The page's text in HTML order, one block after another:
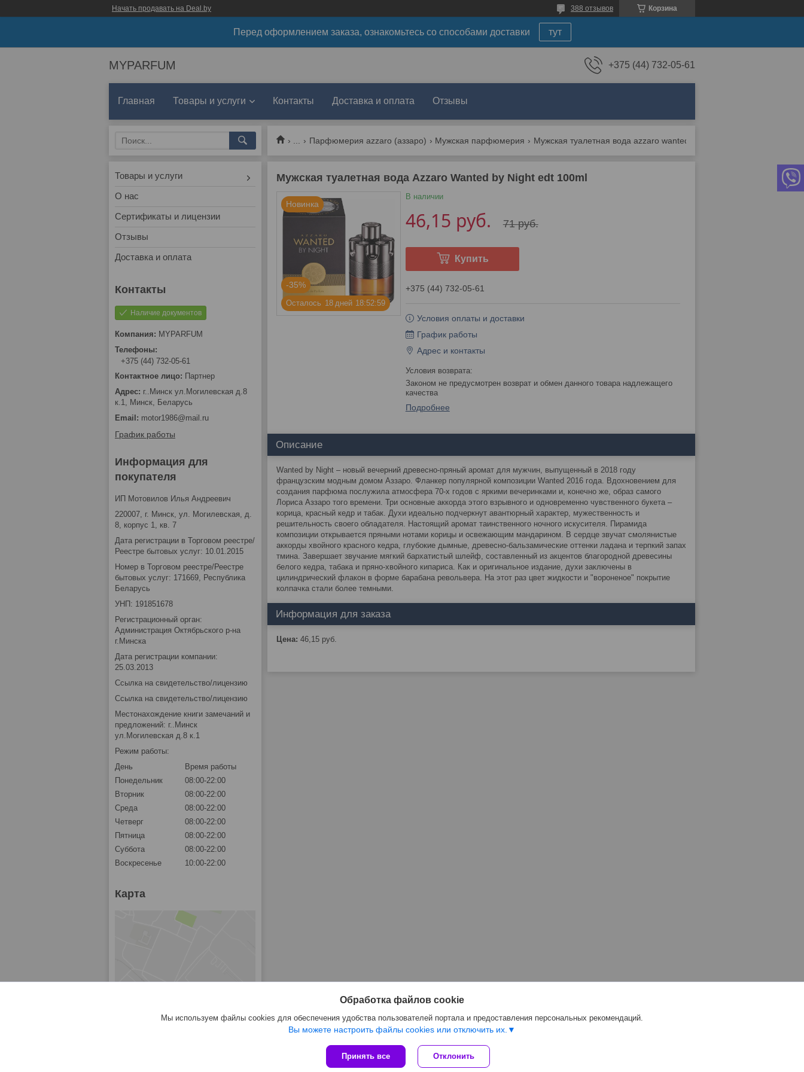
Начать продавать на Deal.by Корзина
388 отзывов
Перед оформлением заказа, ознакомьтесь со способами доставки тут
MYPARFUM +375 (44) 732-05-61
Главная Товары и услуги Контакты Доставка и оплата Отзывы
Парфюмерия azzaro (аззаро) Мужская парфюмерия
Мужская туалетная вода Azzaro Wanted by Night edt 100ml
Новинка
-35%
Осталось 18 дней 18 52 59
В наличии
71руб.
46,15 руб.
Купить
+375 (44) 732-05-61
Условия оплаты и доставки
График работы
Адрес и контакты
Законом не предусмотрен возврат и обмен данного товара надлежащего
качества
Подробнее
Описание
Wanted by Night – новый вечерний древесно-пряный аромат для мужчин, выпущенный в 2018 году
французским модным домом Аззаро. Фланкер популярной композиции Wanted 2016 года. Вдохновением для
создания парфюма послужила атмосфера 70-х годов с яркими вечеринками и, конечно же, образ самого
Лориса Аззаро того времени. Три основные аккорда этого взрывного и одновременно чувственного букета –
корица, красный кедр и табак. Духи идеально подчеркнут авантюрный характер, мужественность и
решительность своего обладателя. Настоящий аромат таинственного ночного искусителя. Пирамида
композиции открывается пряными нотами корицы и освежающим мандарином. В сердце звучат смолянистые
аккорды хвойного красного кедра, глубокие дымные, древесно-бальзамические оттенки ладана и терпкий запах
тмина. Завершает звучание мягкий бархатистый шлейф, составленный из акцентов благородной древесины
белого кедра, табака и пряно-хвойного кипариса. Как и оригинальное издание, духи заключены в
цилиндрический флакон в форме барабана револьвера. На этот раз цвет жидкости и "вороненое" покрытие
колпачка стали более темными.
Информация для заказа
Цена: 46,15 руб.
Товары и услуги
О нас
Сертификаты и лицензии
Отзывы
Доставка и оплата
Наличие документов
MYPARFUM
+375 (44) 732-05-61
Партнер
г..Минск ул.Могилевская д.8
к.1, Минск, Беларусь
motor1986@mail.ru
График работы
Информация для
покупателя
ИП Мотовилов Илья Андреевич
220007, г. Минск, ул. Могилевская, д.
8, корпус 1, кв. 7
Дата регистрации в Торговом реестре/
Реестре бытовых услуг: 10.01.2015
Номер в Торговом реестре/Реестре
бытовых услуг: 171669, Республика
Беларусь
УНП: 191851678
Регистрационный орган:
Администрация Октябрьского р-на
г.Минска
Дата регистрации компании:
25.03.2013
Ссылка на свидетельство/лицензию
Ссылка на свидетельство/лицензию
Местонахождение книги замечаний и
предложений: г..Минск
ул.Могилевская д.8 к.1
Режим работы:
День
Время работы
Понедельник
08:00-22:00
Вторник
08:00-22:00
Среда
08:00-22:00
Четверг
08:00-22:00
Пятница
08:00-22:00
Суббота
08:00-22:00
Воскресенье
10:00-22:00
Карта
Сайт создан на платформе Deal.by
Политика обработки файлов cookies
Обработка файлов cookie
Мы используем файлы cookies для обеспечения удобства пользователей портала и предоставления персональных рекомендаций.
Вы можете настроить файлы cookies или отключить их.
Принять все Отклонить